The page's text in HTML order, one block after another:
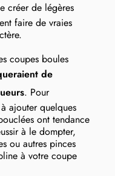
créer de légères
faire de vraies
coupes boules
de
. Pour
ajouter quelques
ont tendance
à le dompter,
ou autres pinces
à votre coupe